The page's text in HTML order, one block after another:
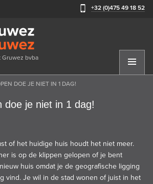
+32 (0)475 49 18 52
bvba
DOE JE NIET IN 1 DAG!
doe je niet in 1 dag!
of het huidige huis houdt het niet meer.
is op de klippen gelopen of je bent
huis omdat je de geografische ligging
vind. Je wil in de stad wonen of juist in het